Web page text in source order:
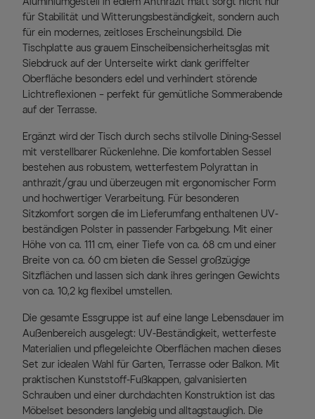
für Stabilität und Witterungsbeständigkeit, sondern auch
für ein modernes, zeitloses Erscheinungsbild. Die
Tischplatte aus grauem Einscheibensicherheitsglas mit
Siebdruck auf der Unterseite wirkt dank geriffelter
Oberfläche besonders edel und verhindert störende
Lichtreflexionen – perfekt für gemütliche Sommerabende
auf der Terrasse.
Ergänzt wird der Tisch durch sechs stilvolle Dining-Sessel
mit verstellbarer Rückenlehne. Die komfortablen Sessel
bestehen aus robustem, wetterfestem Polyrattan in
anthrazit/grau und überzeugen mit ergonomischer Form
und hochwertiger Verarbeitung. Für besonderen
Sitzkomfort sorgen die im Lieferumfang enthaltenen UV-
beständigen Polster in passender Farbgebung. Mit einer
Höhe von ca. 111 cm, einer Tiefe von ca. 68 cm und einer
Breite von ca. 60 cm bieten die Sessel großzügige
Sitzflächen und lassen sich dank ihres geringen Gewichts
von ca. 10,2 kg flexibel umstellen.
Die gesamte Essgruppe ist auf eine lange Lebensdauer im
Außenbereich ausgelegt: UV-Beständigkeit, wetterfeste
Materialien und pflegeleichte Oberflächen machen dieses
Set zur idealen Wahl für Garten, Terrasse oder Balkon. Mit
praktischen Kunststoff-Fußkappen, galvanisierten
Schrauben und einer durchdachten Konstruktion ist das
Möbelset besonders langlebig und alltagstauglich. Die